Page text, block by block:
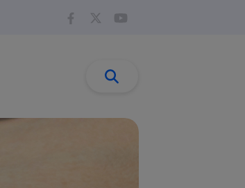
Buscar